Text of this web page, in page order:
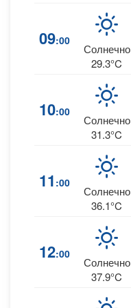
09:00
Солнечно
29.3°C
10:00
Солнечно
31.3°C
11 :00
Солнечно
36.1°C
12:00
Солнечно
37.9°C